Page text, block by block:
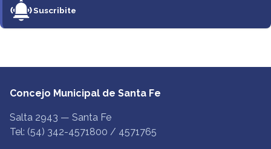
Suscribite
Concejo Municipal de Santa Fe
Salta 2943 — Santa Fe
Tel: (54) 342-4571800 / 4571765